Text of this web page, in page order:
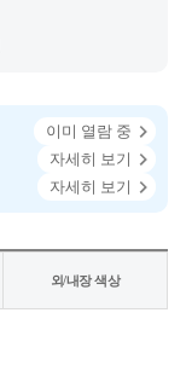
이미 열람 중
자세히 보기
자세히 보기
외/내장 색상